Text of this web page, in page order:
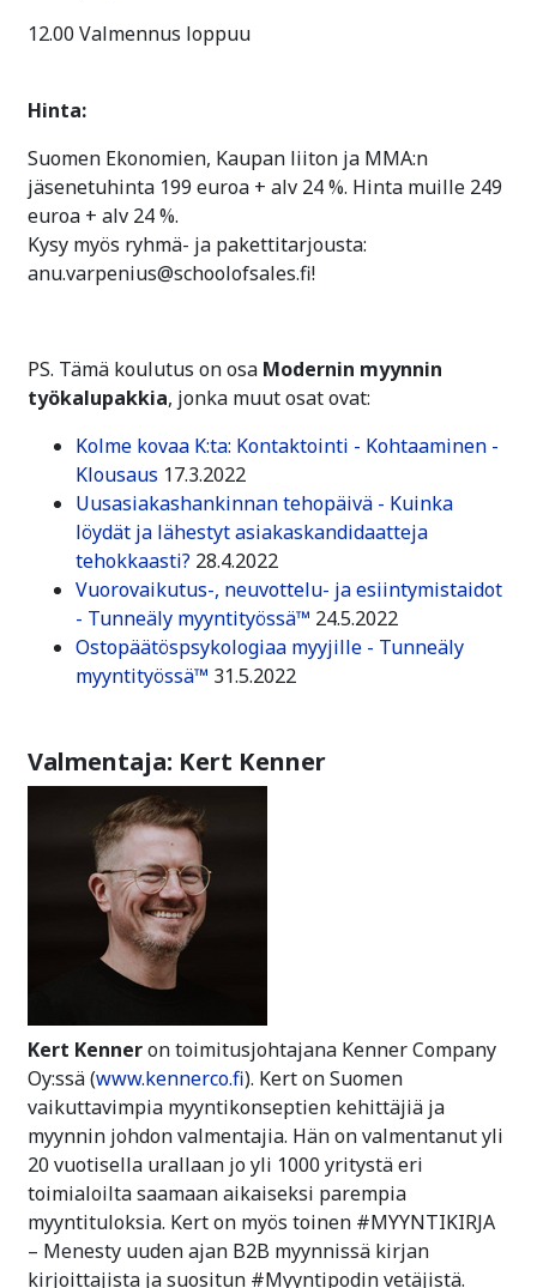
12.00 Valmennus loppuu
Hinta:
Suomen Ekonomien, Kaupan liiton ja MMA:n
jäsenetuhinta 199 euroa + alv 24 %. Hinta muille 249
euroa + alv 24 %.
Kysy myös ryhmä- ja pakettitarjousta:
anu.varpenius@schoolofsales.fi!
PS. Tämä koulutus on osa Modernin myynnin
työkalupakkia, jonka muut osat ovat:
Kolme kovaa K:ta: Kontaktointi - Kohtaaminen -
Klousaus 17.3.2022
Uusasiakashankinnan tehopäivä - Kuinka
löydät ja lähestyt asiakaskandidaatteja
tehokkaasti? 28.4.2022
Vuorovaikutus-, neuvottelu- ja esiintymistaidot
- Tunneäly myyntityössä™ 24.5.2022
Ostopäätöspsykologiaa myyjille - Tunneäly
myyntityössä™ 31.5.2022
Valmentaja: Kert Kenner
Kert Kenneron toimitusjohtajana Kenner Company
Oy:ssä (www.kennerco.fi). Kert on Suomen
vaikuttavimpia myyntikonseptien kehittäjiä ja
myynnin johdon valmentajia. Hän on valmentanut yli
20 vuotisella urallaan jo yli 1000 yritystä eri
toimialoilta saamaan aikaiseksi parempia
myyntituloksia. Kert on myös toinen #MYYNTIKIRJA
– Menesty uuden ajan B2B myynnissä kirjan
kirjoittajista ja suositun #Myyntipodin vetäjistä.